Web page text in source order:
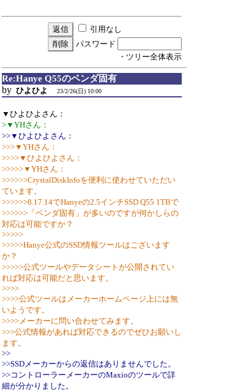
引用なし
パスワード
・ツリー全体表示
Re:Hanye Q55のベンダ固有
by ひよひよ 23/2/26(日) 10:00
▼ひよひよさん：
>▼YHさん：
>>▼ひよひよさん：
>>>▼YHさん：
>>>>▼ひよひよさん：
>>>>>▼YHさん：
>>>>>>CrystalDiskInfoを便利に使わせていただい
ています。
>>>>>>8.17.14でHanyeの2.5インチSSD Q55 1TBで
>>>>>>「ベンダ固有」が多いのですが何かしらの
対応は可能ですか？
>>>>>
>>>>>Hanye公式のSSD情報ツールはございます
か？
>>>>>公式ツールやデータシートが公開されてい
れば対応は可能だと思います。
>>>>
>>>>公式ツールはメーカーホームページ上には無
いようです。
>>>>メーカーに問い合わせてみます。
>>>公式情報があれば対応できるのでぜひお願いし
ます。
>>
>>SSDメーカーからの返信はありませんでした。
>>コントローラーメーカーのMaxioのツールで詳
細が分かりました。